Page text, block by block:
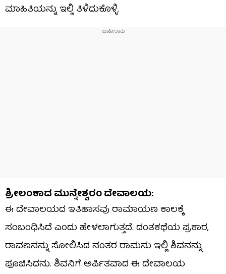
ಮಾಹಿತಿಯನ್ನು ಇಲ್ಲಿ ತಿಳಿದುಕೊಳ್ಳಿ.
ಶ್ರೀಲಂಕಾದ ಮುನ್ನೇಶ್ವರಂ ದೇವಾಲಯ:
ಈ ದೇವಾಲಯದ ಇತಿಹಾಸವು ರಾಮಾಯಣ ಕಾಲಕ್ಕೆ
ಸಂಬಂಧಿಸಿದೆ ಎಂದು ಹೇಳಲಾಗುತ್ತದೆ. ದಂತಕಥೆಯ ಪ್ರಕಾರ,
ರಾವಣನನ್ನು ಸೋಲಿಸಿದ ನಂತರ ರಾಮನು ಇಲ್ಲಿ ಶಿವನನ್ನು
ಪೂಜಿಸಿದನು. ಶಿವನಿಗೆ ಅರ್ಪಿತವಾದ ಈ ದೇವಾಲಯ